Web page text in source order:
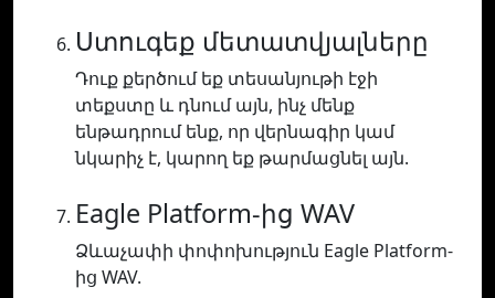
Ստուգեք մետատվյալները
Դուք քերծում եք տեսանյութի էջի
տեքստը և դնում այն, ինչ մենք
ենթադրում ենք, որ վերնագիր կամ
նկարիչ է, կարող եք թարմացնել այն.
Eagle Platform-ից WAV
Ձևաչափի փոփոխություն Eagle Platform-
ից WAV.